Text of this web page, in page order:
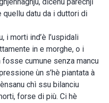
datu da i duttori di
i morti ind’è l’uspidali
in e morghe, o i
cumune senza mancu
ùn s’hè piantata à
chì ssu bilanciu
forse di più. Ci hè